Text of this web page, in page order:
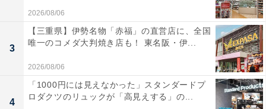
チェックイン・チェックアウト
チェックイン：15:00～18:00
チェックアウト：10:00
※プランにより時間が異なる可能性があります
あわせて読みたい
2026/08/06
3
【三重県】伊勢名物「赤福」の直営店に、全国
唯一のコメダ大判焼き店も！ 東名阪・伊...
2026/08/06
4
「1000円には見えなかった」スタンダードプ
ロダクツのリュックが「高見えする」の...